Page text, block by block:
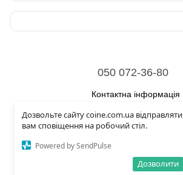
Дозвольте сайту coine.com.ua відправляти
вам сповіщення на робочий стіл.
Powered by SendPulse
Дозволити
050 072-36-80
Контактна інформація
Повна версія сайту
Рус Eng